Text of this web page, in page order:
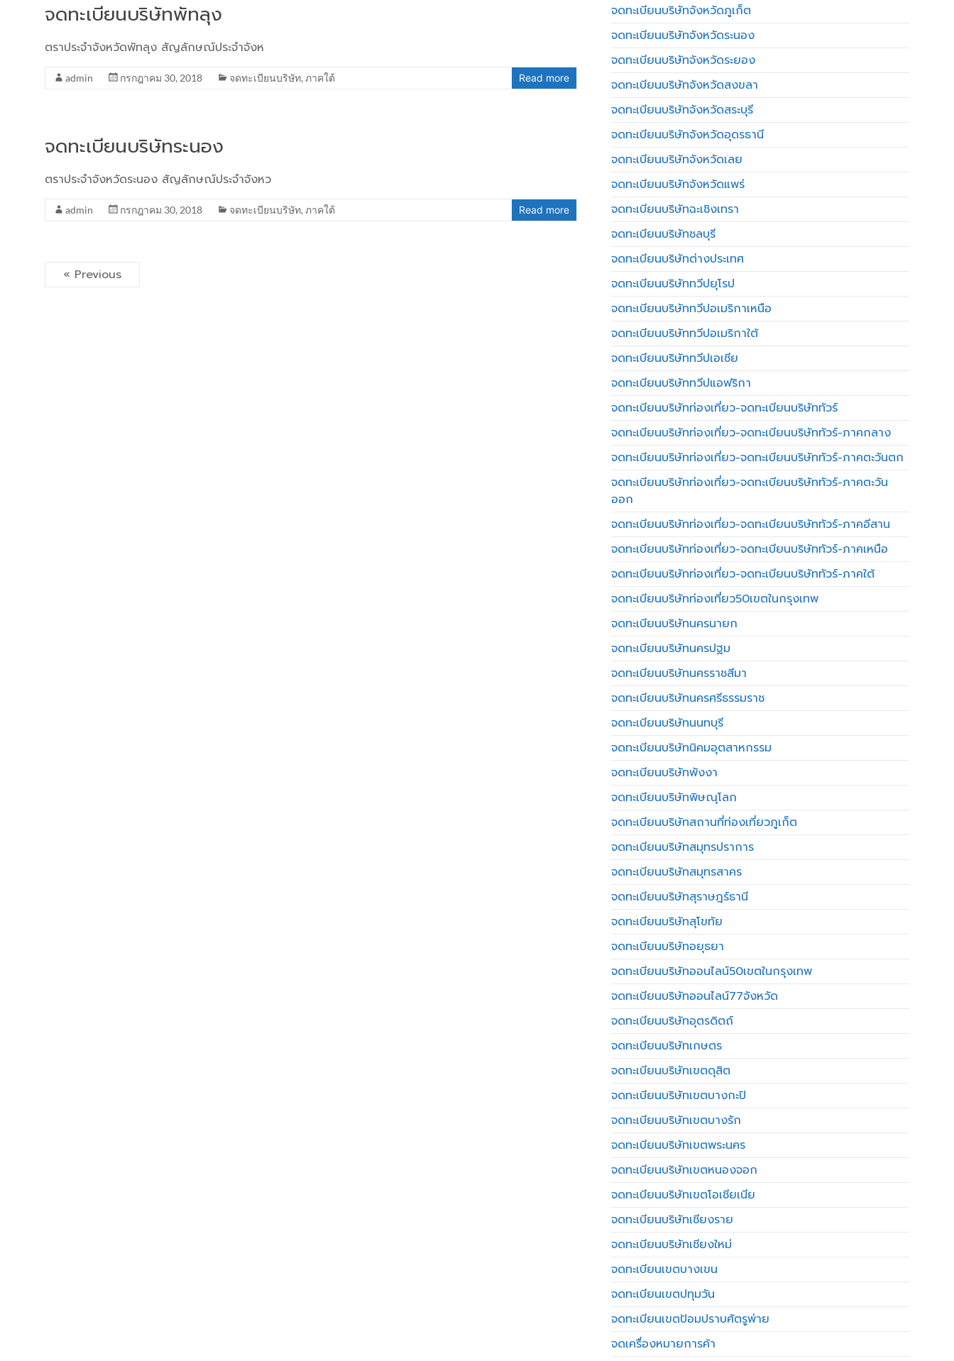
จดทะเบียนบริษัทพัทลุง
ตราประจำจังหวัดพัทลุง สัญลักษณ์ประจำจังห
admin กรกฎาคม 30, 2018 จดทะเบียนบริษัท, ภาคใต้ Read more
จดทะเบียนบริษัทระนอง
ตราประจำจังหวัดระนอง สัญลักษณ์ประจำจังหว
admin กรกฎาคม 30, 2018 จดทะเบียนบริษัท, ภาคใต้ Read more
« Previous
จดทะเบียนบริษัทจังหวัดภูเก็ต
จดทะเบียนบริษัทจังหวัดระนอง
จดทะเบียนบริษัทจังหวัดระยอง
จดทะเบียนบริษัทจังหวัดสงขลา
จดทะเบียนบริษัทจังหวัดสระบุรี
จดทะเบียนบริษัทจังหวัดอุดรธานี
จดทะเบียนบริษัทจังหวัดเลย
จดทะเบียนบริษัทจังหวัดแพร่
จดทะเบียนบริษัทฉะเชิงเทรา
จดทะเบียนบริษัทชลบุรี
จดทะเบียนบริษัทต่างประเทศ
จดทะเบียนบริษัททวีปยุโรป
จดทะเบียนบริษัททวีปอเมริกาเหนือ
จดทะเบียนบริษัททวีปอเมริกาใต้
จดทะเบียนบริษัททวีปเอเชีย
จดทะเบียนบริษัททวีปแอฟริกา
จดทะเบียนบริษัทท่องเที่ยว-จดทะเบียนบริษัททัวร์
จดทะเบียนบริษัทท่องเที่ยว-จดทะเบียนบริษัททัวร์-ภาคกลาง
จดทะเบียนบริษัทท่องเที่ยว-จดทะเบียนบริษัททัวร์-ภาคตะวันตก
จดทะเบียนบริษัทท่องเที่ยว-จดทะเบียนบริษัททัวร์-ภาคตะวัน
ออก
จดทะเบียนบริษัทท่องเที่ยว-จดทะเบียนบริษัททัวร์-ภาคอีสาน
จดทะเบียนบริษัทท่องเที่ยว-จดทะเบียนบริษัททัวร์-ภาคเหนือ
จดทะเบียนบริษัทท่องเที่ยว-จดทะเบียนบริษัททัวร์-ภาคใต้
จดทะเบียนบริษัทท่องเที่ยว50เขตในกรุงเทพ
จดทะเบียนบริษัทนครนายก
จดทะเบียนบริษัทนครปฐม
จดทะเบียนบริษัทนครราชสีมา
จดทะเบียนบริษัทนครศรีธรรมราช
จดทะเบียนบริษัทนนทบุรี
จดทะเบียนบริษัทนิคมอุตสาหกรรม
จดทะเบียนบริษัทพังงา
จดทะเบียนบริษัทพิษณุโลก
จดทะเบียนบริษัทสถานที่ท่องเที่ยวภูเก็ต
จดทะเบียนบริษัทสมุทรปราการ
จดทะเบียนบริษัทสมุทรสาคร
จดทะเบียนบริษัทสุราษฎร์ธานี
จดทะเบียนบริษัทสุโขทัย
จดทะเบียนบริษัทอยุธยา
จดทะเบียนบริษัทออนไลน์50เขตในกรุงเทพ
จดทะเบียนบริษัทออนไลน์77จังหวัด
จดทะเบียนบริษัทอุตรดิตถ์
จดทะเบียนบริษัทเกษตร
จดทะเบียนบริษัทเขตดุสิต
จดทะเบียนบริษัทเขตบางกะปิ
จดทะเบียนบริษัทเขตบางรัก
จดทะเบียนบริษัทเขตพระนคร
จดทะเบียนบริษัทเขตหนองจอก
จดทะเบียนบริษัทเขตโอเชียเนีย
จดทะเบียนบริษัทเชียงราย
จดทะเบียนบริษัทเชียงใหม่
จดทะเบียนเขตบางเขน
จดทะเบียนเขตปทุมวัน
จดทะเบียนเขตป้อมปราบศัตรูพ่าย
จดเครื่องหมายการค้า